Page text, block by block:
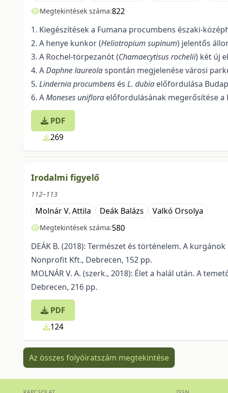
Megtekintések száma:822
1. Kiegészítések a Fumana procumbens északi-
2. A henye kunkor (Heliotropium supinum) jelentős
3. A Rochel-törpezanót (Chamaecytisus rochelii) két új
4. ADaphne laureolaspontán megjelenése városi
5. Lindernia procumbens és L. dubia előfordulása
6. AMoneses uniflora előfordulásának megerősítése a
PDF
269
Irodalmi figyelő
112–113
Molnár V. Attila Deák Balázs Valkó Orsolya
Megtekintések száma:580
DEÁK B. (2018): Természet és történelem. A
Nonprofit Kft., Debrecen, 152 pp.
MOLNÁR V. A. (szerk., 2018): Élet a halál után. A
Debrecen, 216 pp.
PDF
124
Az összes folyóiratszám megtekintése